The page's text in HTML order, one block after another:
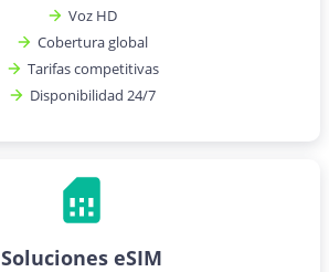
Voz HD
Cobertura global
Tarifas competitivas
Disponibilidad 24/7
Soluciones eSIM